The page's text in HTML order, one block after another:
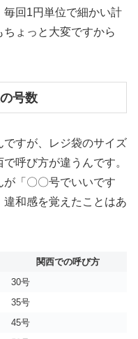
回1円単位で細かい計
ょっと大変ですから
号数
すが、レジ袋のサイズ
呼び方が違うんです。
が「〇〇号でいいです
和感を覚えたことはあ
関西での呼び方
30号
35号
45号